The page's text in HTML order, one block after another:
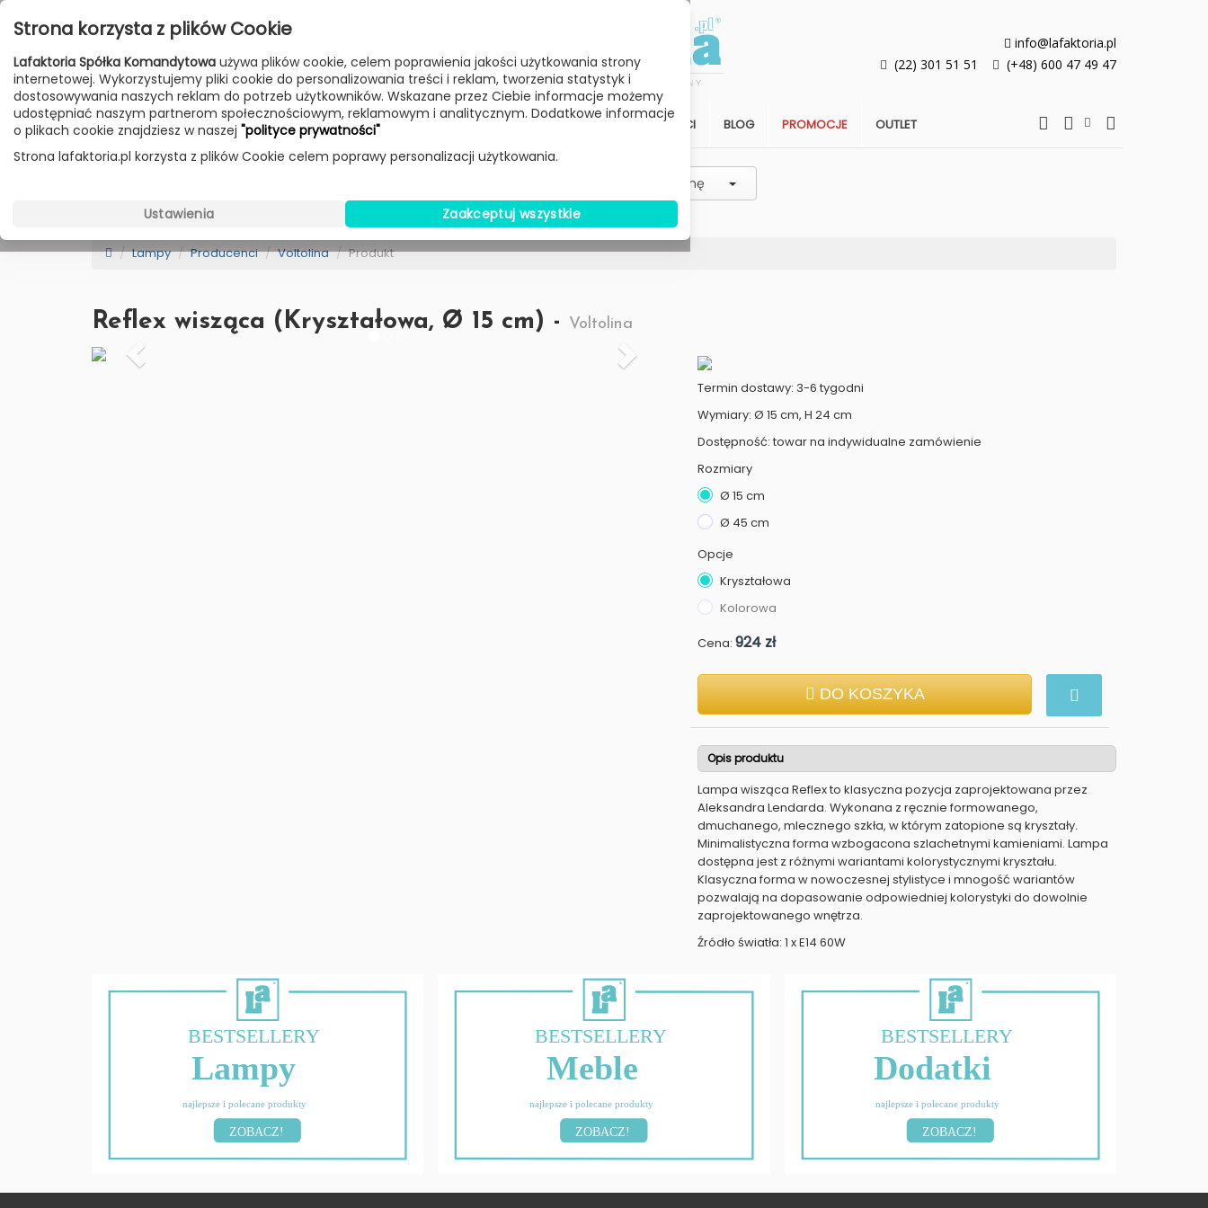
Przejdź do treści
Poniedziałek - Piątek 10:00-18:00
Sobota 10:00-14:00
info@lafaktoria.pl
(22) 301 51 51
(+48) 600 47 49 47
HOME LAMPY MEBLE DODATKI STREFA KLIENTA ARCHITEKCI BLOG PROMOCJE OUTLET
Wybierz Cenę
Sale
Lampy Producenci Voltolina Produkt
Reflex wisząca (Kryształowa, Ø 15 cm) - Voltolina
Termin dostawy: 3-6 tygodni
Wymiary: Ø 15 cm, H 24 cm
Dostępność: towar na indywidualne zamówienie
Rozmiary
Ø 15 cm
Ø 45 cm
Opcje
Kryształowa
Kolorowa
Cena:924 zł
DO KOSZYKA
Opis produktu
Lampa wisząca Reflex to klasyczna pozycja zaprojektowana przez
Aleksandra Lendarda. Wykonana z ręcznie formowanego,
dmuchanego, mlecznego szkła, w którym zatopione są kryształy.
Minimalistyczna forma wzbogacona szlachetnymi kamieniami. Lampa
dostępna jest z różnymi wariantami kolorystycznymi kryształu.
Klasyczna forma w nowoczesnej stylistyce i mnogość wariantów
pozwalają na dopasowanie odpowiedniej kolorystyki do dowolnie
zaprojektowanego wnętrza.
Źródło światła: 1 x E14 60W
BESTSELLERY
Lampy
najlepsze i polecane produkty
ZOBACZ!
BESTSELLERY
Meble
najlepsze i polecane produkty
ZOBACZ!
BESTSELLERY
Dodatki
najlepsze i polecane produkty
ZOBACZ!
Strona korzysta z plików Cookie
Lafaktoria Spółka Komandytowa używa plików cookie, celem poprawienia jakości użytkowania strony
internetowej. Wykorzystujemy pliki cookie do personalizowania treści i reklam, tworzenia statystyk i
dostosowywania naszych reklam do potrzeb użytkowników. Wskazane przez Ciebie informacje możemy
udostępniać naszym partnerom społecznościowym, reklamowym i analitycznym. Dodatkowe informacje
o plikach cookie znajdziesz w naszej "polityce prywatności"
Strona lafaktoria.pl korzysta z plików Cookie celem poprawy personalizacji użytkowania.
Zaakceptuj wszystkie
Ustawienia